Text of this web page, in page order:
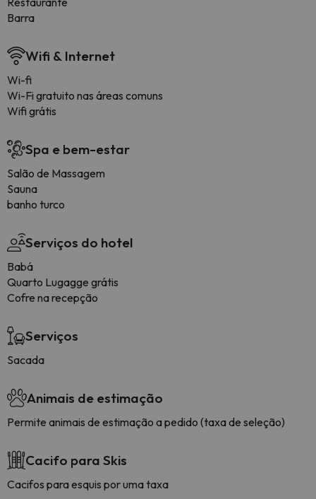
Barra
Wifi & Internet
Wi-fi
Wi-Fi gratuito nas áreas comuns
Wifi grátis
Spa e bem-estar
Salão de Massagem
Sauna
banho turco
Serviços do hotel
Babá
Quarto Lugagge grátis
Cofre na recepção
Serviços
Sacada
Animais de estimação
Permite animais de estimação a pedido (taxa de seleção)
Cacifo para Skis
Cacifos para esquis por uma taxa